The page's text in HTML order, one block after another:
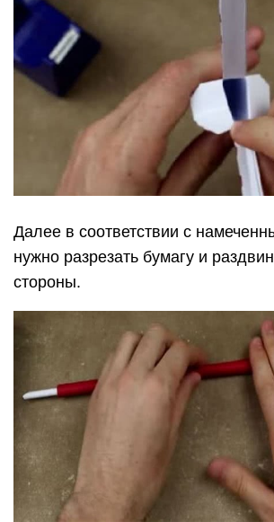
Далее в соответствии с
нужно разрезать бумагу и
стороны.